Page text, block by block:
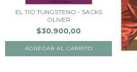
EL TIO TUNGSTENO - SACKS
OLIVER
$30.900,00